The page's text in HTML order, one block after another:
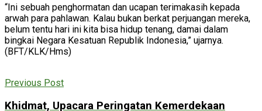
“Ini sebuah penghormatan dan ucapan terimakasih kepada
arwah para pahlawan. Kalau bukan berkat perjuangan mereka,
belum tentu hari ini kita bisa hidup tenang, damai dalam
bingkai Negara Kesatuan Republik Indonesia,” ujarnya.
(BFT/KLK/Hms)
Previous Post
Khidmat, Upacara Peringatan Kemerdekaan